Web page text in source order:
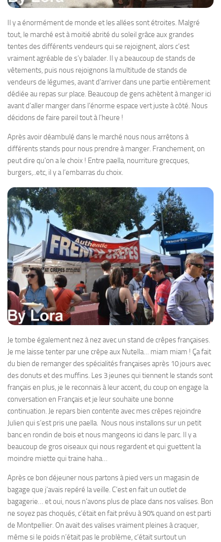
Il y a énormément de monde et les allées sont étroites. Malgré
tout, le marché est à moitié abrité du soleil grâce aux grandes
tentes des différents vendeurs qui se rejoignent, alors c’est
vraiment agréable de s’y balader. Il y a beaucoup de stands de
vêtements, puis nous rejoignons la multitude de stands de
vendeurs de légumes, avant d’arriver dans une partie entièrement
dédiée au repas sur place. Beaucoup de gens achètent à manger ici
avant d’aller manger dans l’énorme espace vert juste à côté. Nous
décidons de faire pareil tout à l’heure !
Après avoir déambulé dans le marché nous nous arrêtons à
différents stands pour nous prendre à manger. Franchement, on
peut dire qu’on a le choix ! Entre paella, nourriture grecques,
burgers,..etc, il y a l’embarras du choix.
Je tombe également nez à nez avec un stand de crêpes françaises.
Je me laisse tenter par une crêpe aux Nutella… miam miam ! Ça fait
du bien de remanger des spécialités françaises après 10 jours avec
des donuts et des muffins. Les 3 jeunes qui tiennent le stands sont
français en plus, je le reconnais à leur accent, du coup on engage la
conversation en Français et je leur souhaite une bonne
continuation. Je repars bien contente avec mes crêpes rejoindre
Julien qui s’est pris une paella. Nous nous installons sur un petit
banc en rondin de bois et nous mangeons ici dans le parc. Il y a
beaucoup de gros oiseaux qui nous regardent et qui guettent la
moindre miette qui traine haha…
Après ce bon déjeuner nous partons à pied vers un magasin de
bagage que j’avais repéré la veille. C’est en fait un outlet de
bagagerie… et oui, nous n’avons plus de place dans nos valises. Bon
ne soyez pas choqués, c’était en fait prévu à 90% quand on est parti
de Montpellier. On avait des valises vraiment pleines à craquer,
même si le poids n’était pas le problème, c’était surtout un